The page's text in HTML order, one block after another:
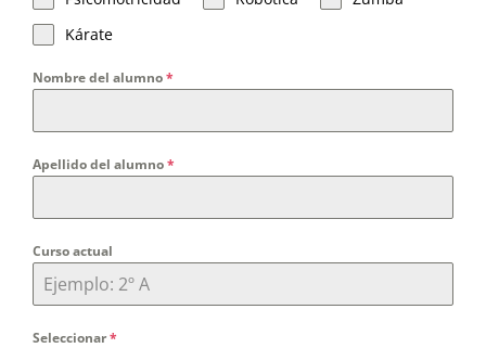
Biblioteca
AulaDcine
Equipo directivo
Kárate
Nombre del alumno*
Apellido del alumno*
Curso actual
Seleccionar*